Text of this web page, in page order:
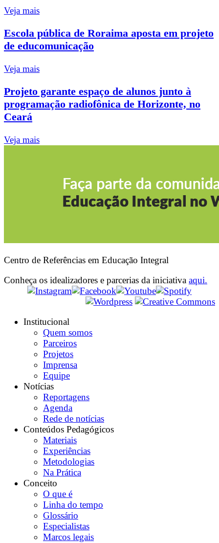
Veja mais
Escola pública de Roraima aposta em projeto
de educomunicação
Veja mais
Projeto garante espaço de alunos junto à
programação radiofônica de Horizonte, no
Ceará
Veja mais
Centro de Referências em Educação Integral
Conheça os idealizadores e parcerias da iniciativa aqui.
Institucional
Quem somos
Parceiros
Projetos
Imprensa
Equipe
Notícias
Reportagens
Agenda
Rede de notícias
Conteúdos Pedagógicos
Materiais
Experiências
Metodologias
Na Prática
Conceito
O que é
Linha do tempo
Glossário
Especialistas
Marcos legais